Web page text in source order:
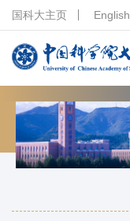
国科大主页 English